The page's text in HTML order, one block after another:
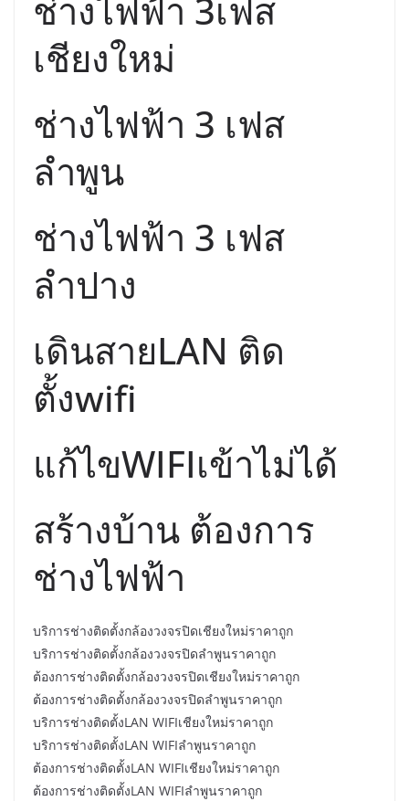
ช่างไฟฟ้า 3เฟส
เชียงใหม่
ช่างไฟฟ้า 3 เฟส
ลำพูน
ช่างไฟฟ้า 3 เฟส
ลำปาง
เดินสายLAN ติด
ตั้งwifi
แก้ไขWIFIเข้าไม่ได้
สร้างบ้าน ต้องการ
ช่างไฟฟ้า
บริการช่างติดตั้งกล้องวงจรปิดเชียงใหม่ราคาถูก
บริการช่างติดตั้งกล้องวงจรปิดลำพูนราคาถูก
ต้องการช่างติดตั้งกล้องวงจรปิดเชียงใหม่ราคาถูก
ต้องการช่างติดตั้งกล้องวงจรปิดลำพูนราคาถูก
บริการช่างติดตั้งLAN WIFIเชียงใหม่ราคาถูก
บริการช่างติดตั้งLAN WIFIลำพูนราคาถูก
ต้องการช่างติดตั้งLAN WIFIเชียงใหม่ราคาถูก
ต้องการช่างติดตั้งLAN WIFIลำพูนราคาถูก